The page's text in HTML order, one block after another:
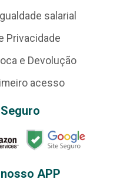
salarial
Privacidade
e Devolução
acesso
APP